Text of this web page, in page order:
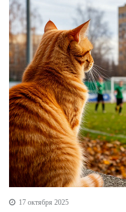
17 октября 2025